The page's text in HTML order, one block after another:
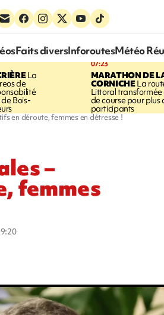
Faits diversInforoutesMétéo
La
de
Bois-
07:23
MARATHON DE
CORNICHELa
Littoral transformée
de course pour plus
participants
en déroute, femmes en détresse !
–
femmes